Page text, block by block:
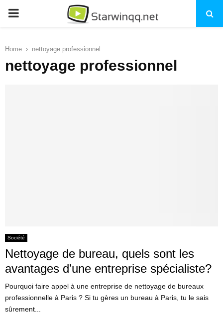
PRIMARY
Home nettoyage professionnel
nettoyage professionnel
Société
Nettoyage de bureau, quels sont les
avantages d’une entreprise spécialiste?
Pourquoi faire appel à une entreprise de nettoyage de bureaux
professionnelle à Paris ? Si tu gères un bureau à Paris, tu le sais
sûrement...